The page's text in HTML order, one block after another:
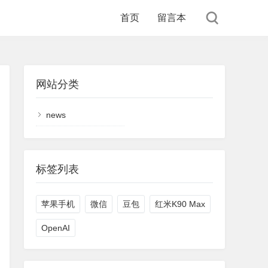
首页 留言本
网站分类
news
标签列表
苹果手机 微信 豆包 红米K90 Max
OpenAI